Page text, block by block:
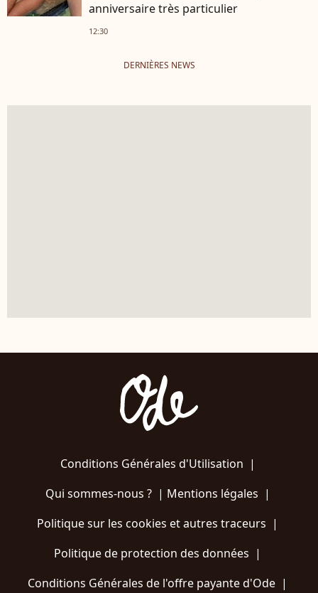
anniversaire très particulier
12:30
DERNIÈRES NEWS
Conditions Générales d'Utilisation |
Qui sommes-nous ?| Mentions légales |
Politique sur les cookies et autres traceurs |
Politique de protection des données |
Conditions Générales de l'offre payante d'Ode |